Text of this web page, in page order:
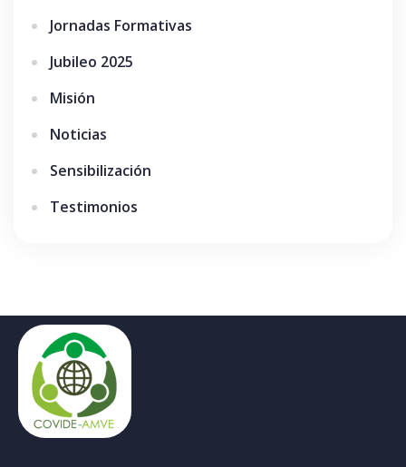
Jornadas Formativas
Jubileo 2025
Misión
Noticias
Sensibilización
Testimonios